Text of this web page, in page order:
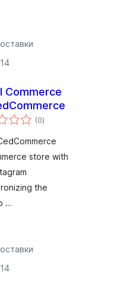
Commerce
(0укупних
оцена
)
store with
the
…